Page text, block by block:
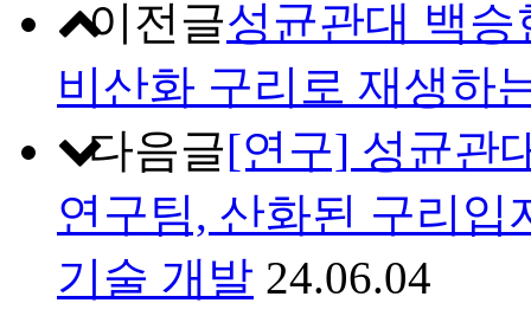
이전글성균관대 백
비산화 구리로 재생하
다음글[연구] 성균관
연구팀, 산화된 구리
기술 개발 24.06.04